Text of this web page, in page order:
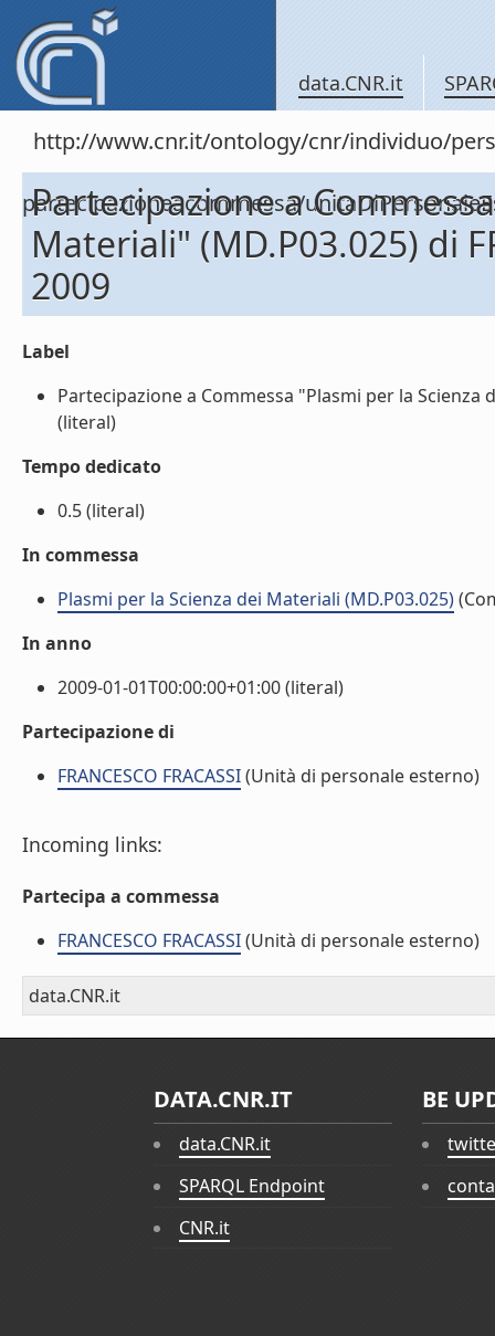
data.CNR.it
http://www.cnr.it/ontology/cnr/individuo/
partecipazioneacommessa/
Partecipazione a
Materiali" (MD.P03.025) di
2009
Label
Partecipazione a Commessa "Plasmi per la Scienza
(literal)
Tempo dedicato
0.5 (literal)
In commessa
Plasmi per la Scienza dei Materiali (MD.P03.025)
In anno
2009-01-01T00:00:00+01:00 (literal)
Partecipazione di
FRANCESCO FRACASSI(Unità di personale esterno)
Incoming links:
Partecipa a commessa
FRANCESCO FRACASSI(Unità di personale esterno)
data.CNR.it
DATA.CNR.IT
data.CNR.it
SPARQL Endpoint
CNR.it
BE